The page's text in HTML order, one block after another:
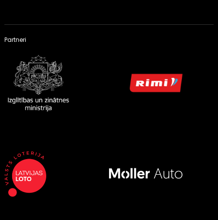
Partneri